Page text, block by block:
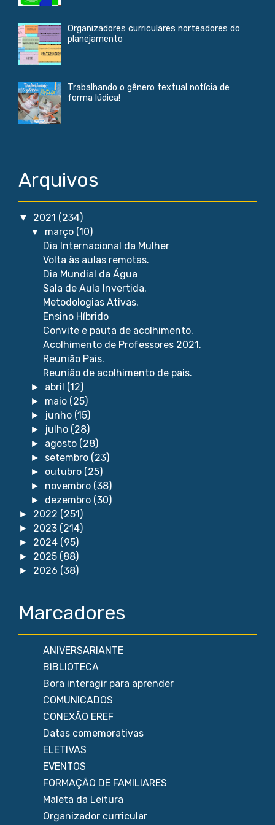
Organizadores curriculares norteadores do
planejamento
Trabalhando o gênero textual notícia de
forma lúdica!
Arquivos
▼ 2021 (234)
▼ março (10)
Dia Internacional da Mulher
Volta às aulas remotas.
Dia Mundial da Água
Sala de Aula Invertida.
Metodologias Ativas.
Ensino Híbrido
Convite e pauta de acolhimento.
Acolhimento de Professores 2021.
Reunião Pais.
Reunião de acolhimento de pais.
► abril (12)
► maio (25)
► junho (15)
► julho (28)
► agosto (28)
► setembro (23)
► outubro (25)
► novembro (38)
► dezembro (30)
► 2022 (251)
► 2023 (214)
► 2024 (95)
► 2025 (88)
► 2026 (38)
Marcadores
ANIVERSARIANTE
BIBLIOTECA
Bora interagir para aprender
COMUNICADOS
CONEXÃO EREF
Datas comemorativas
ELETIVAS
EVENTOS
FORMAÇÃO DE FAMILIARES
Maleta da Leitura
Organizador curricular